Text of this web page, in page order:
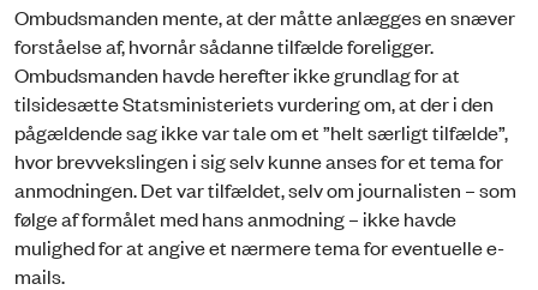
Ombudsmanden mente, at der måtte anlægges en snæver
forståelse af, hvor­når sådanne tilfælde foreligger.
Ombudsmanden havde herefter ikke grundlag for at
tilsidesætte Statsministeriets vurdering om, at der i den
pågældende sag ikke var tale om et ”helt særligt tilfælde”,
hvor brevvekslingen i sig selv kunne anses for et tema for
anmodningen. Det var tilfældet, selv om journalisten – som
følge af formålet med hans anmodning – ikke havde
mulighed for at angive et nærmere tema for eventuelle e-
mails.